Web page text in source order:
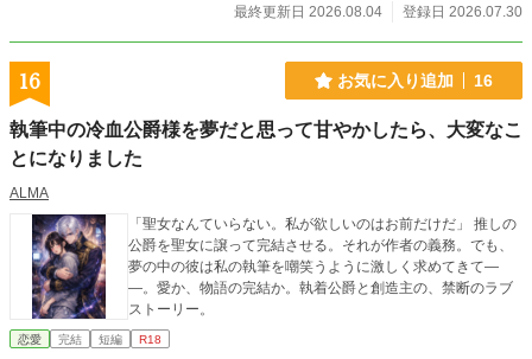
最終更新日 2026.08.04 登録日 2026.07.30
16 お気に入り追加 16
執筆中の冷血公爵様を夢だと思って甘やかしたら、大変なこ
とになりました
ALMA
「聖女なんていらない。私が欲しいのはお前だけだ」 推しの
公爵を聖女に譲って完結させる。それが作者の義務。でも、
夢の中の彼は私の執筆を嘲笑うように激しく求めてきて―
―。愛か、物語の完結か。執着公爵と創造主の、禁断のラブ
ストーリー。
恋愛 完結 短編 R18